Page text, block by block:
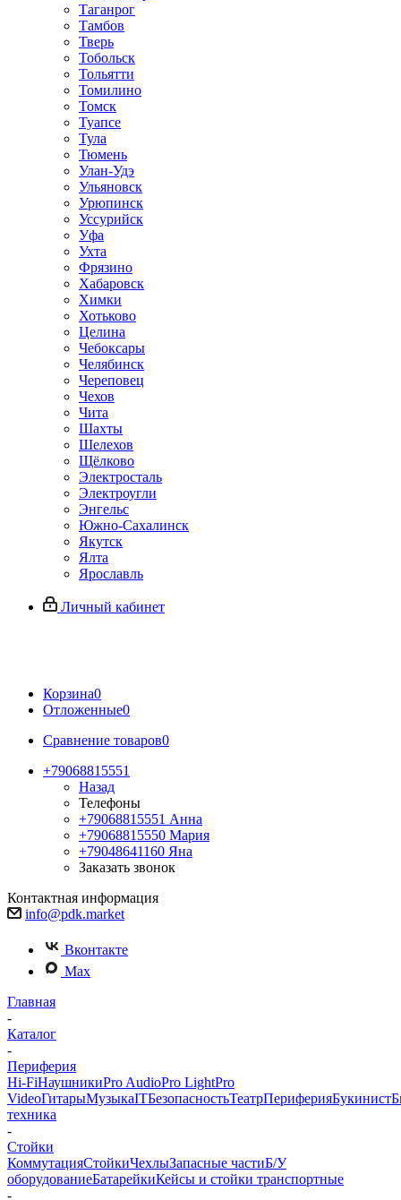
Таганрог
Тамбов
Тверь
Тобольск
Тольятти
Томилино
Томск
Туапсе
Тула
Тюмень
Улан-Удэ
Ульяновск
Урюпинск
Уссурийск
Уфа
Ухта
Фрязино
Хабаровск
Химки
Хотьково
Целина
Чебоксары
Челябинск
Череповец
Чехов
Чита
Шахты
Шелехов
Щёлково
Электросталь
Электроугли
Энгельс
Южно-Сахалинск
Якутск
Ялта
Ярославль
Личный кабинет
Корзина0
Отложенные0
Сравнение товаров0
+79068815551
Назад
Телефоны
+79068815551 Анна
+79068815550 Мария
+79048641160 Яна
Заказать звонок
Контактная информация
info@pdk.market
Вконтакте
Max
Главная
-
Каталог
-
Периферия
Hi-FiНаушникиPro AudioPro LightPro
VideoГитарыМузыкаITБезопасностьТеатрПериферияБукинист
техника
-
Стойки
КоммутацияСтойкиЧехлыЗапасные частиБ/У
оборудованиеБатарейкиКейсы и стойки транспортные
-